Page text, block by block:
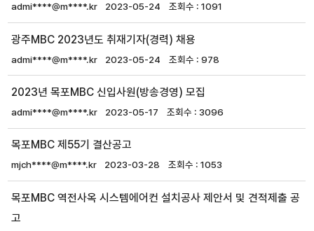
admi****@m****.kr 2023-05-24 1091
광주MBC 2023년도 취재기자(경력) 채용
admi****@m****.kr 2023-05-24 978
2023년 목포MBC 신입사원(방송경영) 모집
admi****@m****.kr 2023-05-17 3096
목포MBC 제55기 결산공고
mjch****@m****.kr 2023-03-28 1053
목포MBC 역전사옥 시스템에어컨 설치공사 제안서 및 견적제출 공
고